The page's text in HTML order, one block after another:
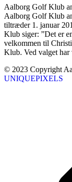
Aalborg Golf
Aalborg Golf Klub
tiltræder 1. januar
Klub siger: ”Det er
velkommen til
Klub. Ved valget
© 2023 Copyright
UNIQUEPIXELS